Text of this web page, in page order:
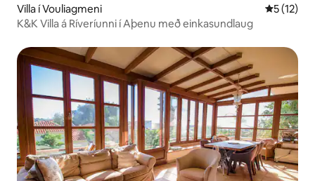
Villa í Vouliagmeni 5 af 5 í
5 (12)
K&K Villa á Ríveríunni í Aþenu með einkasundlaug